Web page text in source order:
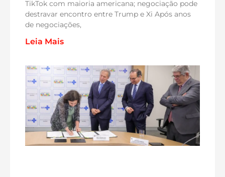
TikTok com maioria americana; negociação pode
destravar encontro entre Trump e Xi Após anos
de negociações,
Leia Mais